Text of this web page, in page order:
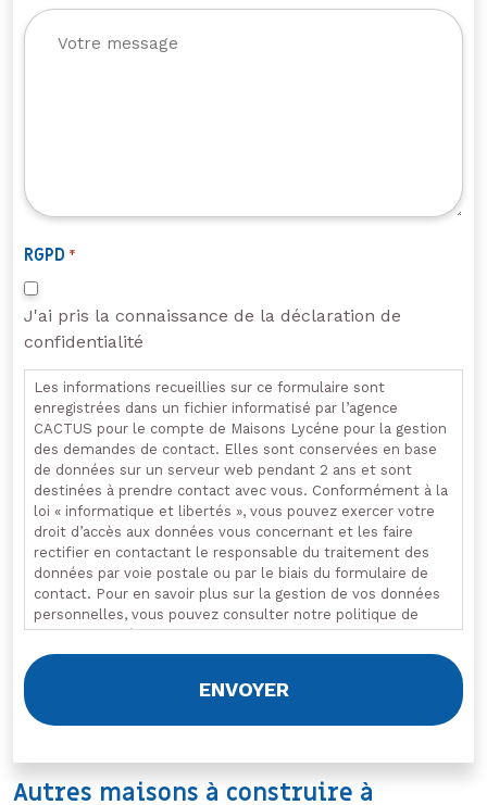
RGPD *
J'ai pris la connaissance de la déclaration de
confidentialité
Les informations recueillies sur ce formulaire sont
enregistrées dans un fichier informatisé par l’agence
CACTUS pour le compte de Maisons Lycéne pour la gestion
des demandes de contact. Elles sont conservées en base
de données sur un serveur web pendant 2 ans et sont
destinées à prendre contact avec vous. Conformément à la
loi « informatique et libertés », vous pouvez exercer votre
droit d’accès aux données vous concernant et les faire
rectifier en contactant le responsable du traitement des
données par voie postale ou par le biais du formulaire de
contact. Pour en savoir plus sur la gestion de vos données
personnelles, vous pouvez consulter notre politique de
confidentialité.
Autres maisons à construire à